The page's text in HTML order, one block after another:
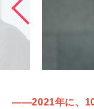
――2021年に、10